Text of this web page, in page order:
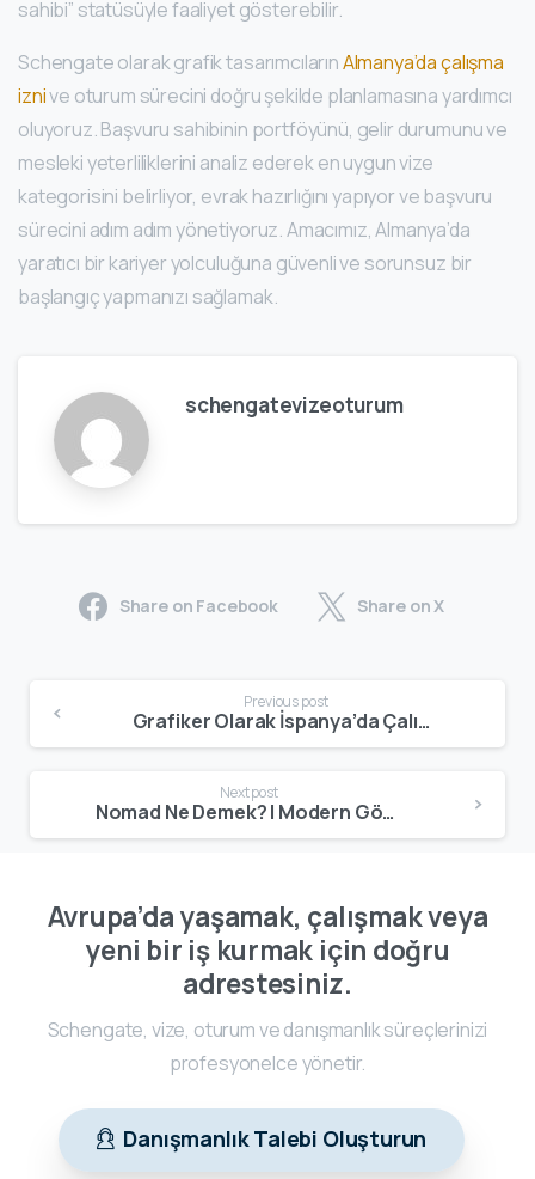
sahibi” statüsüyle faaliyet gösterebilir.
Schengate olarak grafik tasarımcılarınAlmanya’da çalışma
iznive oturum sürecini doğru şekilde planlamasına yardımcı
oluyoruz. Başvuru sahibinin portföyünü, gelir durumunu ve
mesleki yeterliliklerini analiz ederek en uygun vize
kategorisini belirliyor, evrak hazırlığını yapıyor ve başvuru
sürecini adım adım yönetiyoruz. Amacımız, Almanya’da
yaratıcı bir kariyer yolculuğuna güvenli ve sorunsuz bir
başlangıç yapmanızı sağlamak.
schengatevizeoturum
Share on Facebook Share on X
Previous post
Grafiker Olarak İspanya’da Çalışma | Digital Nomad, Freelance ve Oturum Rehberi
Next post
Nomad Ne Demek? | Modern Göçebe Yaşam Tarzının Anlamı ve Özellikleri
Avrupa’da yaşamak, çalışmak veya
yeni bir iş kurmak için doğru
adrestesiniz.
Schengate, vize, oturum ve danışmanlık süreçlerinizi
profesyonelce yönetir.
Danışmanlık Talebi Oluşturun